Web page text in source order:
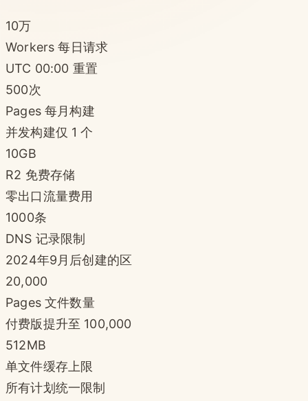
10万
Workers 每日请求
UTC 00:00 重置
500次
Pages 每月构建
并发构建仅 1 个
10GB
R2 免费存储
零出口流量费用
1000条
DNS 记录限制
2024年9月后创建的区
20,000
Pages 文件数量
付费版提升至 100,000
512MB
单文件缓存上限
所有计划统一限制